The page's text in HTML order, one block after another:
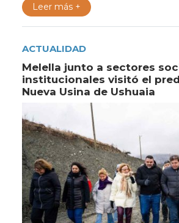
Leer más +
ACTUALIDAD
Melella junto a sectores
institucionales visitó el
Nueva Usina de Ushuaia